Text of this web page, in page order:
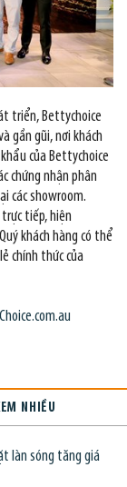
triển, Bettychoice
gần gũi, nơi khách
của Bettychoice
chứng nhận phân
các showroom.
tiếp, hiện
khách hàng có thể
chính thức của
NHIỀU
làn sóng tăng giá